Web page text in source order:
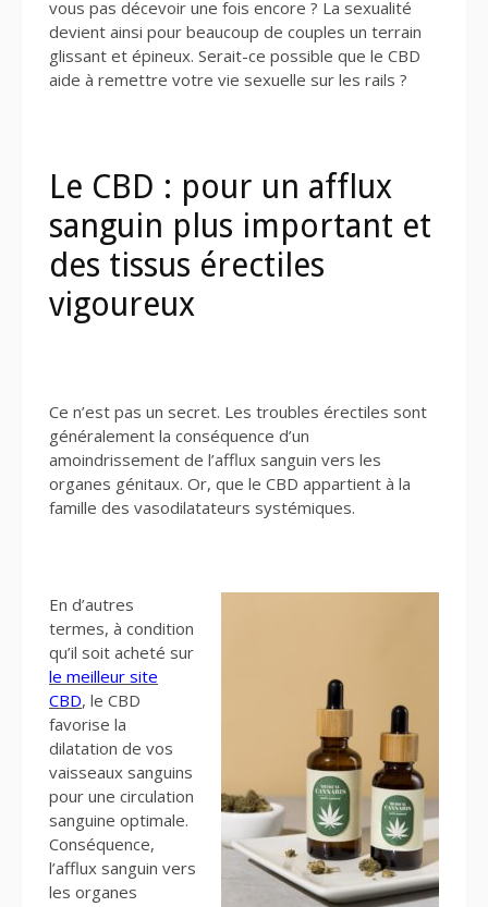
vous pas décevoir une fois encore ? La sexualité
devient ainsi pour beaucoup de couples un terrain
glissant et épineux. Serait-ce possible que le CBD
aide à remettre votre vie sexuelle sur les rails ?
Le CBD : pour un afflux
sanguin plus important et
des tissus érectiles
vigoureux
Ce n’est pas un secret. Les troubles érectiles sont
généralement la conséquence d’un
amoindrissement de l’afflux sanguin vers les
organes génitaux. Or, que le CBD appartient à la
famille des vasodilatateurs systémiques.
En d’autres
termes, à condition
qu’il soit acheté sur
le meilleur site
CBD, le CBD
favorise la
dilatation de vos
vaisseaux sanguins
pour une circulation
sanguine optimale.
Conséquence,
l’afflux sanguin vers
les organes